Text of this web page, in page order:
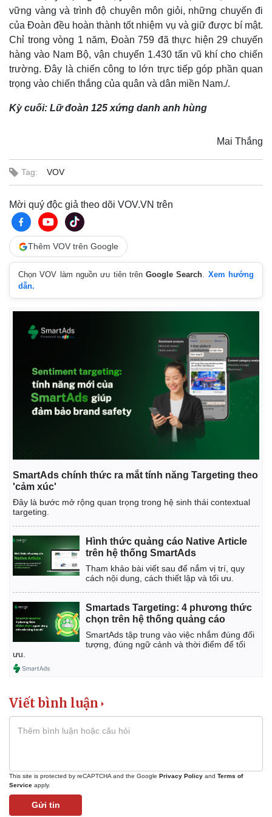
Pháp luật
Vụ án
Tin nóng
Tư vấn luật
Vũ khí
Việt Nam
vững vàng và trình độ chuyên môn giỏi, những chuyến đi
của Đoàn đều hoàn thành tốt nhiệm vụ và giữ được bí mật.
Chỉ trong vòng 1 năm, Đoàn 759 đã thực hiện 29 chuyến
hàng vào Nam Bộ, vận chuyển 1.430 tấn vũ khí cho chiến
trường. Đây là chiến công to lớn trực tiếp góp phần quan
trọng vào chiến thắng của quân và dân miền Nam./.
Kỳ cuối: Lữ đoàn 125 xứng danh anh hùng
Mai Thắng
Tag: VOV
Mời quý độc giả theo dõi VOV.VN trên
Thêm VOV trên Google
Chọn VOV làm nguồn ưu tiên trênGoogle Search. Xem hướng
dẫn.
SmartAds chính thức ra mắt tính năng Targeting theo
'cảm xúc'
Đây là bước mở rộng quan trọng trong hệ sinh thái contextual
targeting.
Hình thức quảng cáo Native Article
trên hệ thống SmartAds
Tham khảo bài viết sau để nắm vị trí, quy
cách nội dung, cách thiết lập và tối ưu.
Smartads Targeting: 4 phương thức
chọn trên hệ thống quảng cáo
SmartAds tập trung vào việc nhắm đúng đối
tượng, đúng ngữ cảnh và thời điểm để tối
ưu.
Viết bình luận
This site is protected by reCAPTCHA and the Google Privacy Policy and Terms of
Service apply.
Gửi tin